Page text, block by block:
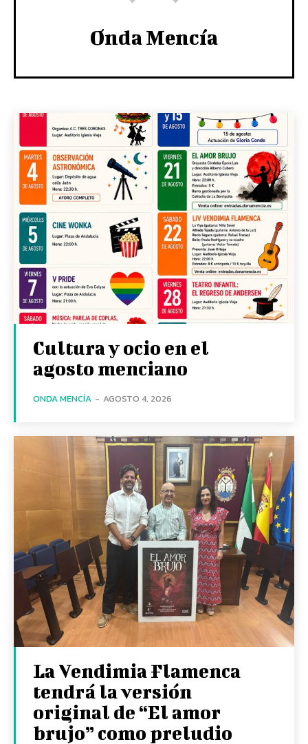
Onda Mencía
Cultura y ocio en el
agosto menciano
ONDA MENCÍA - AGOSTO 4, 2026
La Vendimia Flamenca
tendrá la versión
original de “El amor
brujo” como preludio